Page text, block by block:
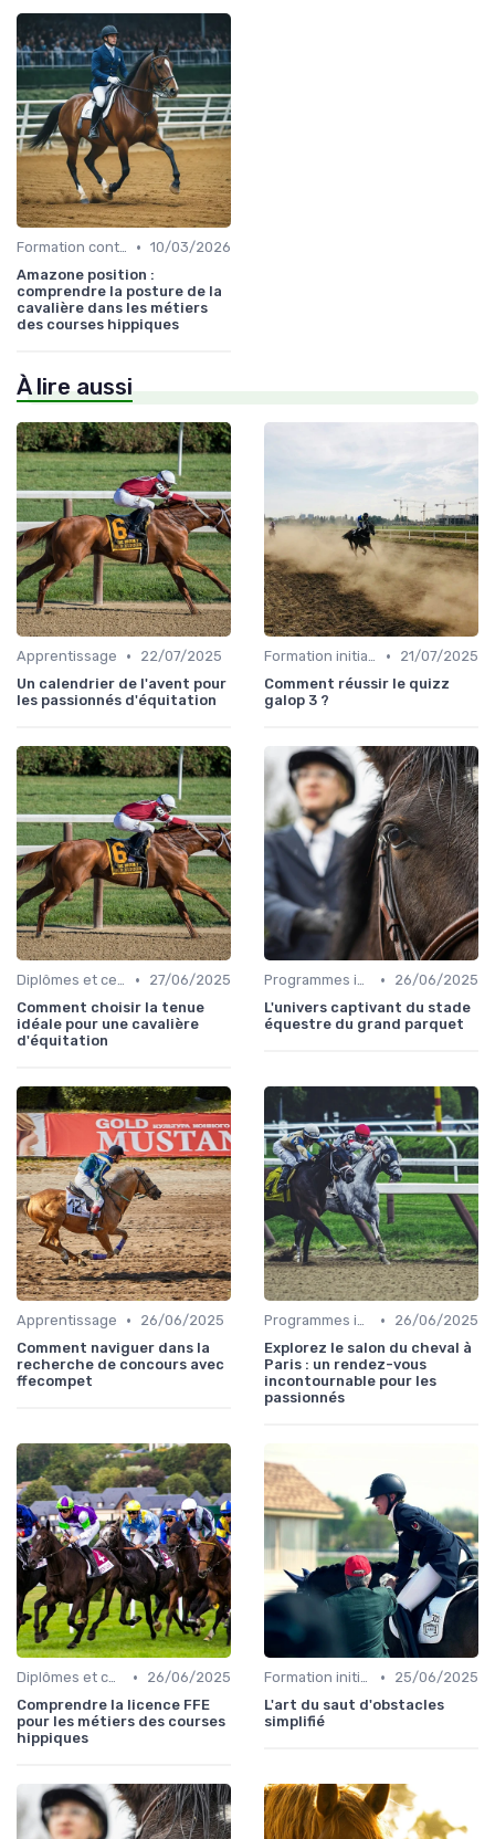
Formation continue • 10/03/2026
Amazone position :
comprendre la posture de la
cavalière dans les métiers
des courses hippiques
À lire aussi
Apprentissage •
22/07/2025
Un calendrier de l'avent pour
les passionnés d'équitation
Formation initiale •
21/07/2025
Comment réussir le quizz
galop 3 ?
Diplômes et certifications •
27/06/2025
Comment choisir la tenue
idéale pour une cavalière
d'équitation
Programmes internationaux •
26/06/2025
L'univers captivant du stade
équestre du grand parquet
Apprentissage •
26/06/2025
Comment naviguer dans la
recherche de concours avec
ffecompet
Programmes internationaux •
26/06/2025
Explorez le salon du cheval à
Paris : un rendez-vous
incontournable pour les
passionnés
Diplômes et certifications •
26/06/2025
Comprendre la licence FFE
pour les métiers des courses
hippiques
Formation initiale •
25/06/2025
L'art du saut d'obstacles
simplifié